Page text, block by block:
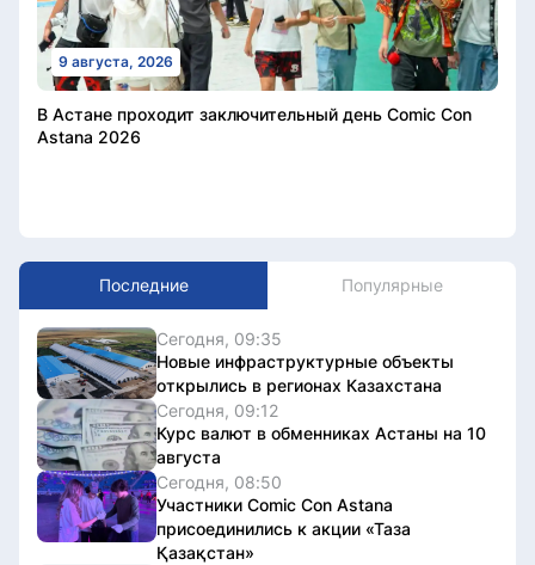
9 августа, 2026
В Астане проходит заключительный день Comic Con
Astana 2026
Последние Популярные
Сегодня, 09:35
Новые инфраструктурные объекты
открылись в регионах Казахстана
Сегодня, 09:12
Курс валют в обменниках Астаны на 10
августа
Сегодня, 08:50
Участники Comic Con Astana
присоединились к акции «Таза
Қазақстан»